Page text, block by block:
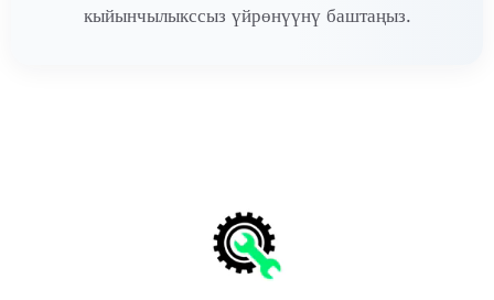
кыйынчылыкссыз үйрөнүүнү баштаңыз.